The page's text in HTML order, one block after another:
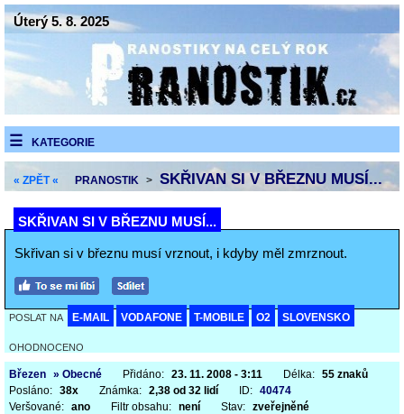
Úterý 5. 8. 2025
KATEGORIE
« ZPĚT « PRANOSTIK > SKŘIVAN SI V BŘEZNU MUSÍ...
SKŘIVAN SI V BŘEZNU MUSÍ...
Skřivan si v březnu musí vrznout, i kdyby měl zmrznout.
POSLAT NA E-MAIL VODAFONE T-MOBILE O2 SLOVENSKO
OHODNOCENO
Březen » Obecné Přidáno: 23. 11. 2008 - 3:11 Délka: 55 znaků
Posláno: 38x Známka: 2,38 od 32 lidí ID: 40474
Veršované: ano Filtr obsahu: není Stav: zveřejněné